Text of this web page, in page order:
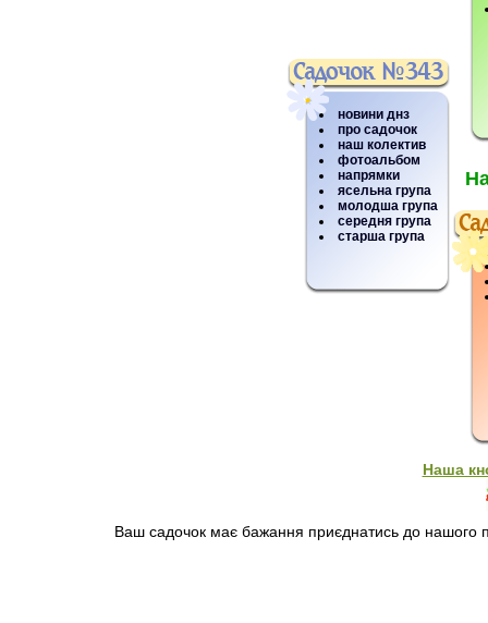
новини днз
про садочок
наш колектив
фотоальбом
напрямки
ясельна група
молодша група
середня група
старша група
Наша
Ваш садочок має бажання приєднатись до нашого